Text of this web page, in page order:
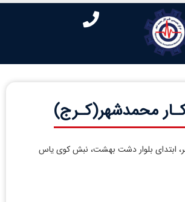
محمدشهر(کـرج)
ابتدای بلوار دشت بهشت، نبش کوی یاس